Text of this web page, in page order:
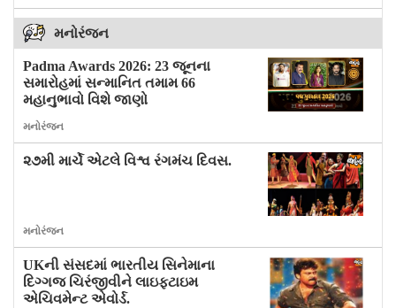
મનોરંજન
Padma Awards 2026: 23 જૂનના
સમારોહમાં સન્માનિત તમામ 66
મહાનુભાવો વિશે જાણો
મનોરંજન
૨૭મી માર્ચે એટલે વિશ્વ રંગમંચ દિવસ.
મનોરંજન
UKની સંસદમાં ભારતીય સિનેમાના
દિગ્ગજ ચિરંજીવીને લાઇફટાઇમ
એચિવમેન્ટ એવોર્ડ.